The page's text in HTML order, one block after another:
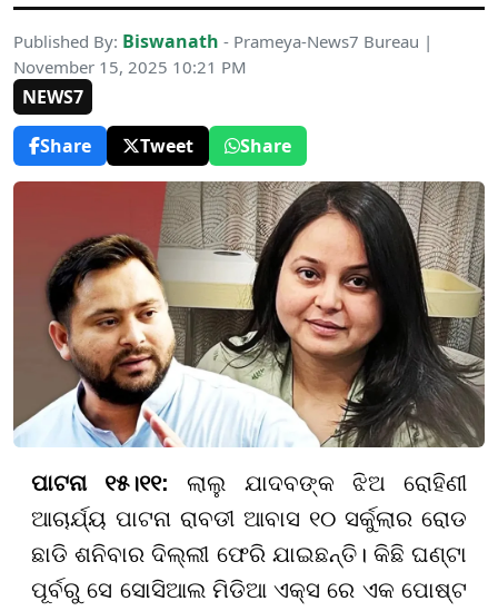
Published By: Biswanath - Prameya-News7 Bureau |
November 15, 2025 10:21 PM
NEWS7
Share
Tweet Share
ପାଟନା ୧୫।୧୧:
ଲାଲୁ ଯାଦବଙ୍କ ଝିଅ ରୋହିଣୀ
ଆଚାର୍ଯ୍ୟ ପାଟନା ରାବଡୀ ଆବାସ ୧୦ ସର୍କୁଲାର ରୋଡ
ଛାଡି ଶନିବାର ଦିଲ୍ଲୀ ଫେରି ଯାଇଛନ୍ତି। କିଛି ଘଣ୍ଟା
ପୂର୍ବରୁ ସେ ସୋସିଆଲ ମିଡିଆ ଏକ୍ସ ରେ ଏକ ପୋଷ୍ଟ